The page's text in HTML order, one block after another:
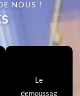
NOUS !
Le
demoussag